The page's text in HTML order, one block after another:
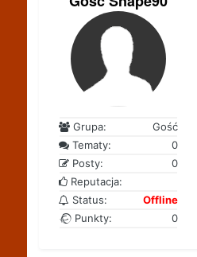
Grupa:
Gość
Tematy:
0
Posty:
0
Reputacja:
Status:
Offline
Punkty:
0